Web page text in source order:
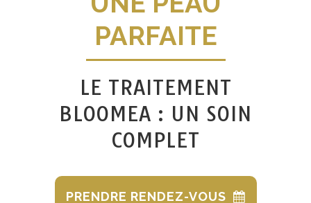
PARFAITE
LE TRAITEMENT
BLOOMEA : UN SOIN
COMPLET
PRENDRE RENDEZ-VOUS